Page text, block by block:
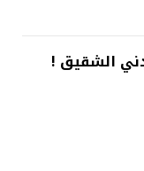
الشقيق !